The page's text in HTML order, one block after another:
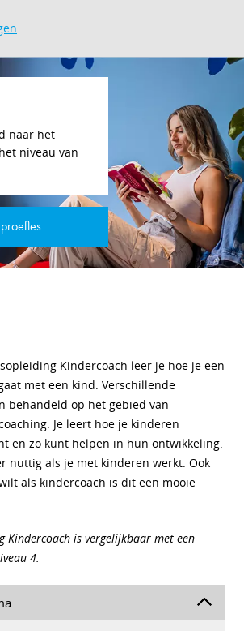
naar het
niveau van
Kindercoach leer je hoe je een
met een kind. Verschillende
behandeld op het gebied van
Je leert hoe je kinderen
en zo kunt helpen in hun ontwikkeling.
nuttig als je met kinderen werkt. Ook
als kindercoach is dit een mooie
Kindercoach is vergelijkbaar met een
4.